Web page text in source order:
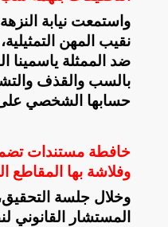
واستمعت نيابة
نقيب المهن
ضد الممثلة ياسمينا
بالسب والقذف
حسابها الشخصي
خافطة مستندات
وفلاشة بها المقاطع
وخلال جلسة
المستشار القانوني